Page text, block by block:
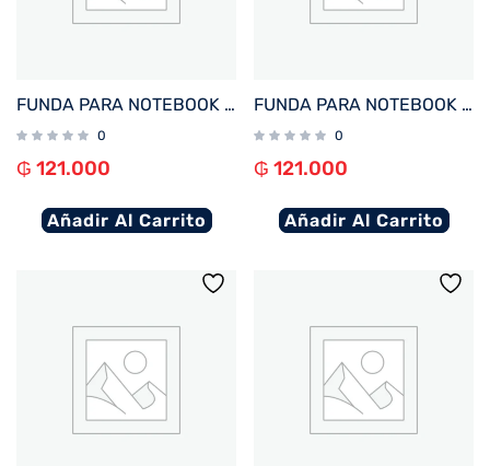
FUNDA PARA NOTEBOOK FTX SEDA-BR 14.1″ MARRON
0
₲ 121.000
Añadir Al Carrito
FUNDA PARA NOTEBOOK FTX SEDA-LC 14.1″ LILA
0
₲ 121.000
Añadir Al Carrito